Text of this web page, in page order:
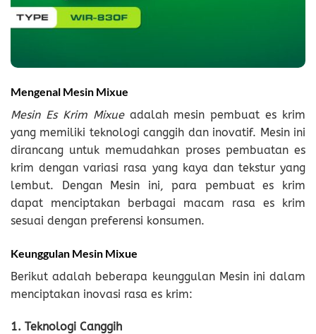
Mengenal Mesin Mixue
Mesin Es Krim Mixueadalah mesin pembuat es krim
yang memiliki teknologi canggih dan inovatif. Mesin ini
dirancang untuk memudahkan proses pembuatan es
krim dengan variasi rasa yang kaya dan tekstur yang
lembut. Dengan Mesin ini, para pembuat es krim
dapat menciptakan berbagai macam rasa es krim
sesuai dengan preferensi konsumen.
Keunggulan Mesin Mixue
Berikut adalah beberapa keunggulan Mesin ini dalam
menciptakan inovasi rasa es krim:
1. Teknologi Canggih